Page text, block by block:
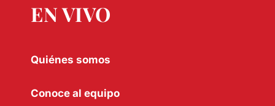
EN VIVO
Quiénes somos
Conoce al equipo